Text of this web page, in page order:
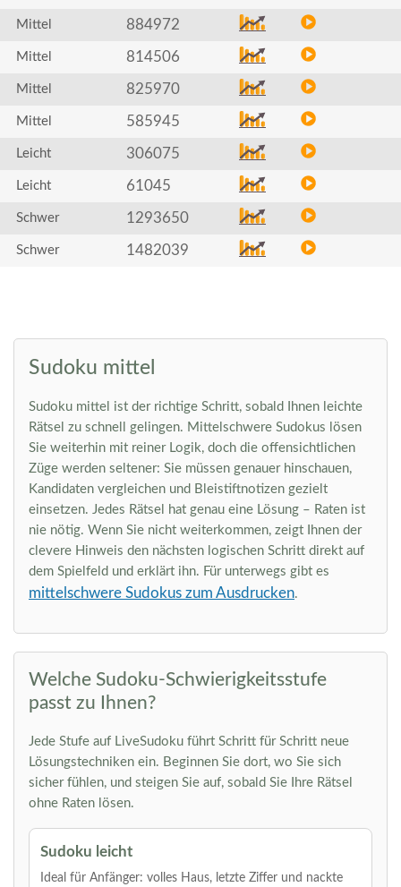
Mittel 884972
Mittel 814506
Mittel 825970
Mittel 585945
Leicht 306075
Leicht 61045
Schwer 1293650
Schwer 1482039
Sudoku mittel
Sudoku mittel ist der richtige Schritt, sobald Ihnen leichte
Rätsel zu schnell gelingen. Mittelschwere Sudokus lösen
Sie weiterhin mit reiner Logik, doch die offensichtlichen
Züge werden seltener: Sie müssen genauer hinschauen,
Kandidaten vergleichen und Bleistiftnotizen gezielt
einsetzen. Jedes Rätsel hat genau eine Lösung – Raten ist
nie nötig. Wenn Sie nicht weiterkommen, zeigt Ihnen der
clevere Hinweis den nächsten logischen Schritt direkt auf
dem Spielfeld und erklärt ihn. Für unterwegs gibt es
mittelschwere Sudokus zum Ausdrucken.
Welche Sudoku-Schwierigkeitsstufe
passt zu Ihnen?
Jede Stufe auf LiveSudoku führt Schritt für Schritt neue
Lösungstechniken ein. Beginnen Sie dort, wo Sie sich
sicher fühlen, und steigen Sie auf, sobald Sie Ihre Rätsel
ohne Raten lösen.
Sudoku leicht
Ideal für Anfänger: volles Haus, letzte Ziffer und nackte